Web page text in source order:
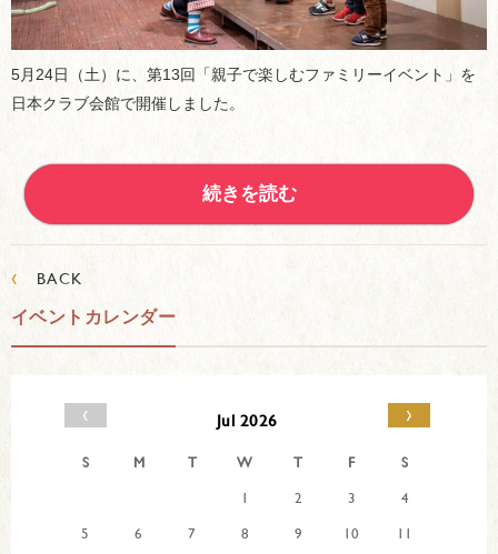
5月24日（土）に、第13回「親子で楽しむファミリーイベント」を
日本クラブ会館で開催しました。
続きを読む
‹ BACK
イベントカレンダー
‹ Jul 2026 ›
S M T W T F
S
1
2 3
4
5
6 7 8 9 10
11